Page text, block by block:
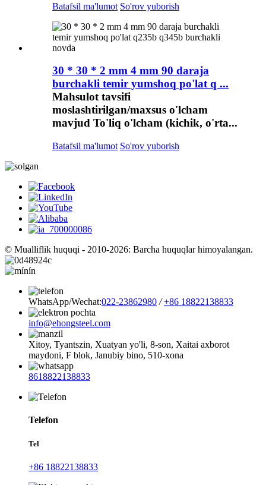
Batafsil ma'lumot So'rov yuborish
30 * 30 * 2 mm 4 mm 90 daraja
burchakli temir yumshoq po'lat q ...
Mahsulot tavsifi
moslashtirilgan/maxsus o'lcham
mavjud To'liq o'lcham (kichik, o'rta...
Batafsil ma'lumot So'rov yuborish
© Mualliflik huquqi - 2010-2026: Barcha huquqlar himoyalangan.
WhatsApp/Wechat:022-23862980 / +86 18822138833
info@ehongsteel.com
Xitoy, Tyantszin, Xuatyan yo'li, 8-son, Xaitai axborot
maydoni, F blok, Janubiy bino, 510-xona
8618822138833
Telefon
Tel
+86 18822138833